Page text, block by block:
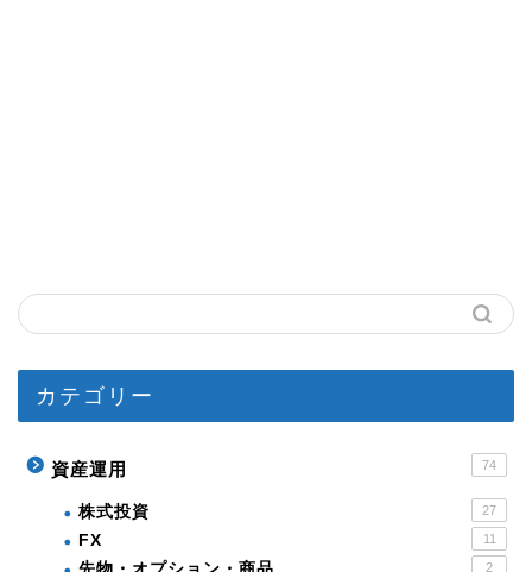
カテゴリー
資産運用 74
株式投資 27
FX 11
2